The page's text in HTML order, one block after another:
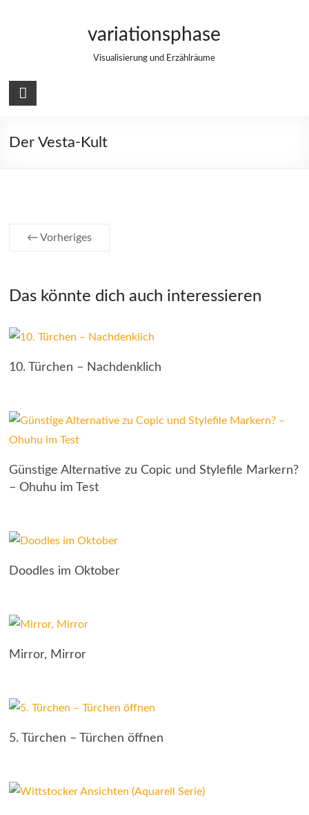
variationsphase
Visualisierung und Erzählräume
Der Vesta-Kult
← Vorheriges
Das könnte dich auch interessieren
10. Türchen – Nachdenklich
Günstige Alternative zu Copic und Stylefile Markern?
– Ohuhu im Test
Doodles im Oktober
Mirror, Mirror
5. Türchen – Türchen öffnen